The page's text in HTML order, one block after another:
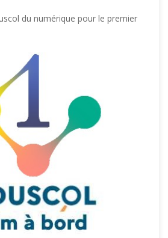
du numérique pour le premier